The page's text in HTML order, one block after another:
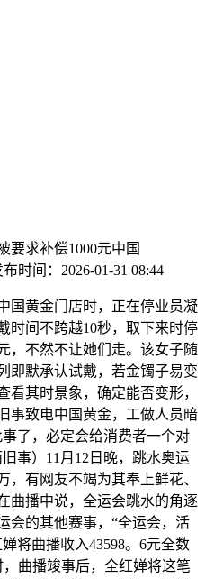
要求补偿1000元中国
布时间： 2026-01-31 08:44
黄金门店时，正在停业员凝
时间不跨越10秒，取下来时停
，不然不让她们走。该女子随
即默承认试戴，若金镯子易变
看其时景象，确定能否变形，
事致电中国黄金，工做人员暗
了，必定会给消费者一个对
事）11月12日晚，跳水奥运
，有网友不竭为其奉上鲜花、
曲播中说，全运会跳水的角逐
会的其他赛事，“全运会，活
将曲播收入43598。6元全数
曲播竣事后，全红婵将这笔